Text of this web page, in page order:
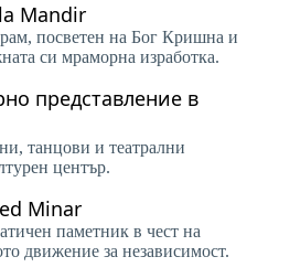
Mandir
посветен на Бог Кришна и
си мраморна изработка.
представление в
танцови и театрални
център.
Minar
паметник в чест на
движение за независимост.